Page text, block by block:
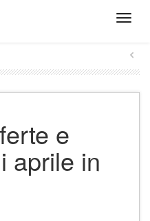
e
aprile in